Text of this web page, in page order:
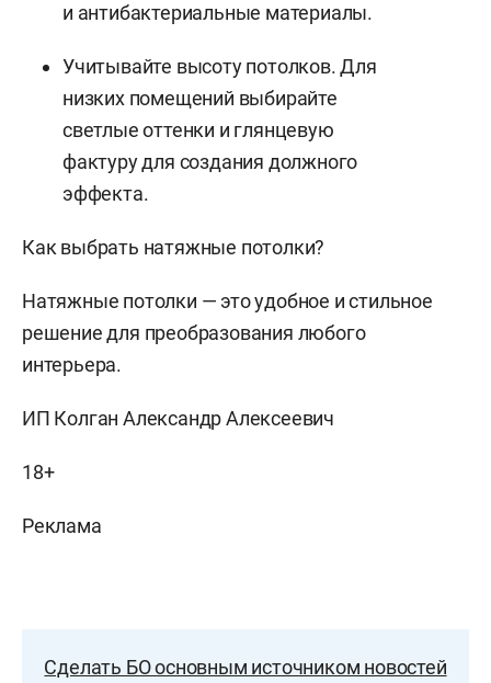
и антибактериальные материалы.
Учитывайте высоту потолков. Для
низких помещений выбирайте
светлые оттенки и глянцевую
фактуру для создания должного
эффекта.
Как выбрать натяжные потолки?
Натяжные потолки — это удобное и стильное
решение для преобразования любого
интерьера.
ИП Колган Александр Алексеевич
18+
Реклама
Сделать БО основным источником новостей